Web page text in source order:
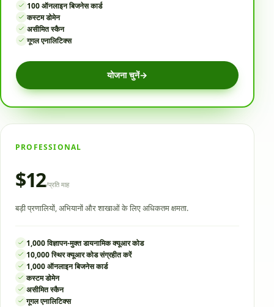
100 ऑनलाइन बिजनेस कार्ड
कस्टम डोमेन
असीमित स्कैन
गूगल एनालिटिक्स
योजना चुनें→
PROFESSIONAL
$12/प्रति माह
बड़ी प्रणालियों, अभियानों और शाखाओं के लिए अधिकतम क्षमता.
1,000 विज्ञापन-मुक्त डायनामिक क्यूआर कोड
10,000 स्थिर क्यूआर कोड संग्रहीत करें
1,000 ऑनलाइन बिजनेस कार्ड
कस्टम डोमेन
असीमित स्कैन
गूगल एनालिटिक्स